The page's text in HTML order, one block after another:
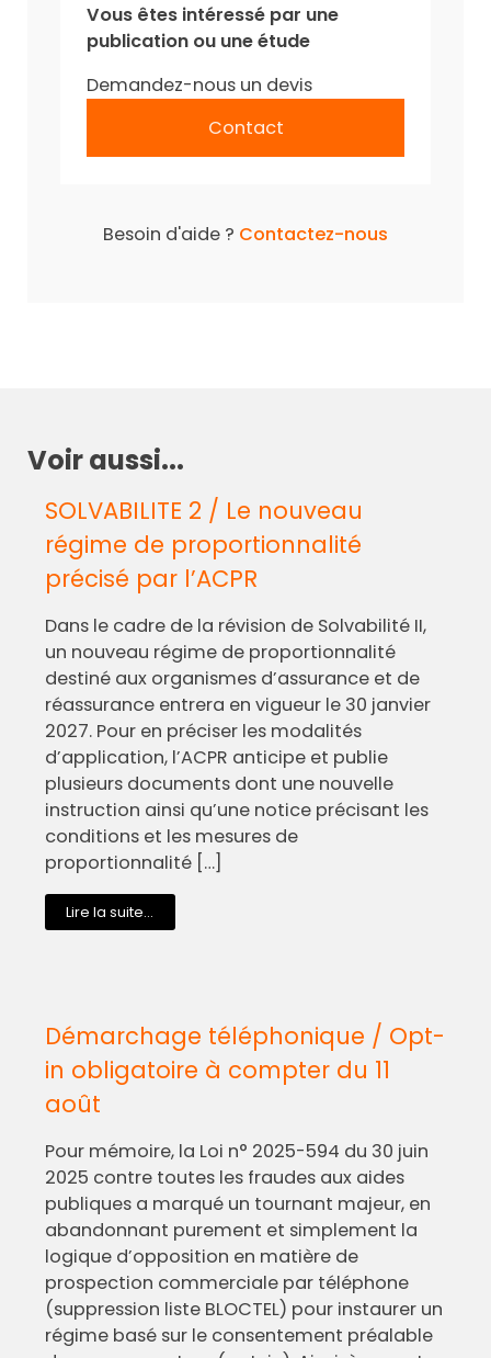
Vous êtes intéressé par une
publication ou une étude
Demandez-nous un devis
Contact
Besoin d'aide ? Contactez-nous
Voir aussi...
SOLVABILITE 2 / Le nouveau
régime de proportionnalité
précisé par l’ACPR
Dans le cadre de la révision de Solvabilité II,
un nouveau régime de proportionnalité
destiné aux organismes d’assurance et de
réassurance entrera en vigueur le 30 janvier
2027. Pour en préciser les modalités
d’application, l’ACPR anticipe et publie
plusieurs documents dont une nouvelle
instruction ainsi qu’une notice précisant les
conditions et les mesures de
proportionnalité […]
Lire la suite...
Démarchage téléphonique / Opt-
in obligatoire à compter du 11
août
Pour mémoire, la Loi n° 2025-594 du 30 juin
2025 contre toutes les fraudes aux aides
publiques a marqué un tournant majeur, en
abandonnant purement et simplement la
logique d’opposition en matière de
prospection commerciale par téléphone
(suppression liste BLOCTEL) pour instaurer un
régime basé sur le consentement préalable